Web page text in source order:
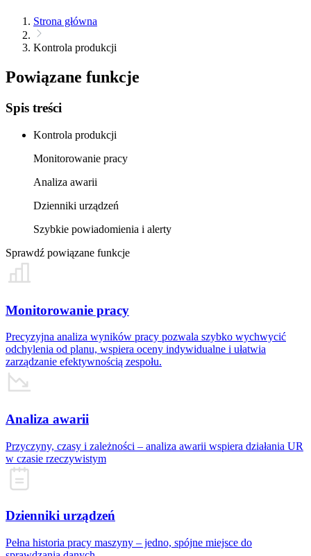
Strona główna
Kontrola produkcji
Powiązane funkcje
Spis treści
Kontrola produkcji
Monitorowanie pracy
Analiza awarii
Dzienniki urządzeń
Szybkie powiadomienia i alerty
Sprawdź powiązane funkcje
Monitorowanie pracy
Precyzyjna analiza wyników pracy pozwala szybko wychwycić
odchylenia od planu, wspiera oceny indywidualne i ułatwia
zarządzanie efektywnością zespołu.
Analiza awarii
Przyczyny, czasy i zależności – analiza awarii wspiera działania UR
w czasie rzeczywistym
Dzienniki urządzeń
Pełna historia pracy maszyny – jedno, spójne miejsce do